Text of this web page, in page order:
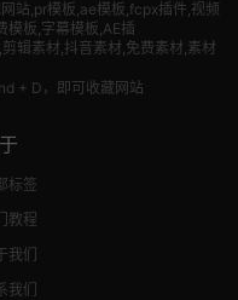
站,pr模板,ae模板,fcpx插件,视频
模板,字幕模板,AE插
辑素材,抖音素材,免费素材,素材
+ D，即可收藏网站
标签
教程
我们
我们